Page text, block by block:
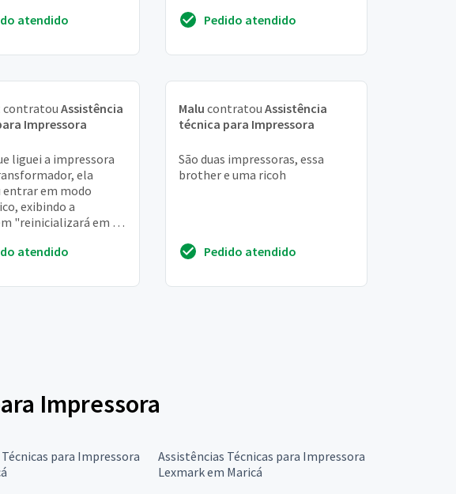
atendido
"tinta". Já fiz ...
Pedido atendido
contratou Assistência
Impressora
liguei a impressora
ela
entrar em modo
exibindo a
"reinicializará em 15
toda ação...
atendido
Malu contratou Assistência
técnica para Impressora
São duas impressoras, essa
brother e uma ricoh
Pedido atendido
Impressora
para Impressora
Assistências Técnicas para Impressora
Lexmark em Maricá